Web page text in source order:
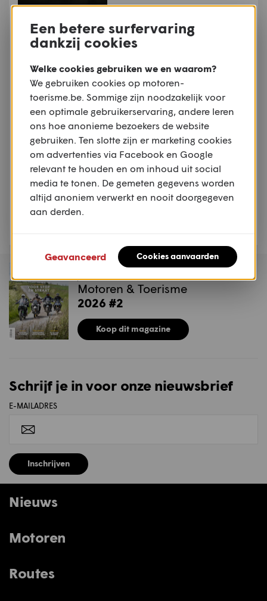
Industrienieuws: Ducati
investeert 121 miljoen
ontwikkeling
NIEUWS
Dealernieuws: Joramo
wordt officieel KTM-
dealer
NIEUWS
Moto Guzzi opent
vernieuwd museum
Motoren & Toerisme
2026 #2
Koop dit magazine
Schrijf je in voor onze nieuwsbrief
E-MAILADRES
Inschrijven
Nieuws
Motoren
Routes
Een betere surfervaring
dankzij cookies
Welke cookies gebruiken we en waarom?
We gebruiken cookies op motoren-
toerisme.be. Sommige zijn noodzakelijk voor
een optimale gebruikerservaring, andere leren
ons hoe anonieme bezoekers de website
gebruiken. Ten slotte zijn er marketing cookies
om advertenties via Facebook en Google
relevant te houden en om inhoud uit social
media te tonen. De gemeten gegevens worden
altijd anoniem verwerkt en nooit doorgegeven
aan derden.
Geavanceerd Cookies aanvaarden